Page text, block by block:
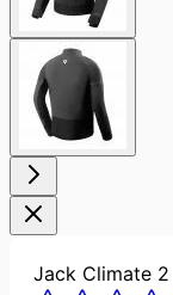
larger
image
Jack Climate 2